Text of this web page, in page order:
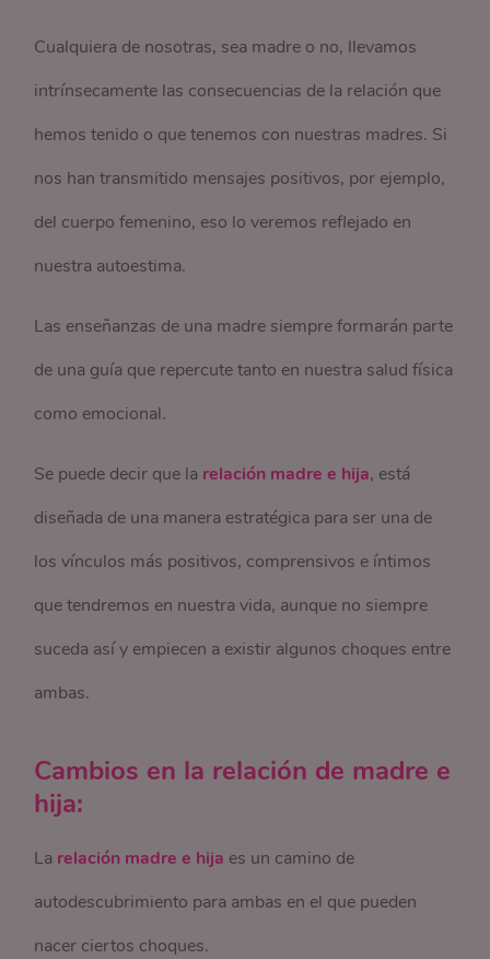
Cualquiera de nosotras, sea madre o no, llevamos
intrínsecamente las consecuencias de la relación que
hemos tenido o que tenemos con nuestras madres. Si
nos han transmitido mensajes positivos, por ejemplo,
del cuerpo femenino, eso lo veremos reflejado en
nuestra autoestima.
Las enseñanzas de una madre siempre formarán parte
de una guía que repercute tanto en nuestra salud física
como emocional.
Se puede decir que la relación madre e hija, está
diseñada de una manera estratégica para ser una de
los vínculos más positivos, comprensivos e íntimos
que tendremos en nuestra vida, aunque no siempre
suceda así y empiecen a existir algunos choques entre
ambas.
Cambios en la relación de madre e
hija:
La relación madre e hija es un camino de
autodescubrimiento para ambas en el que pueden
nacer ciertos choques.